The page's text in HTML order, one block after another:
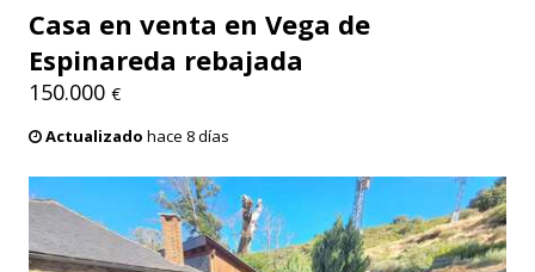
Casa en venta en Vega de
Espinareda rebajada
150.000 €
Actualizado hace 8 días